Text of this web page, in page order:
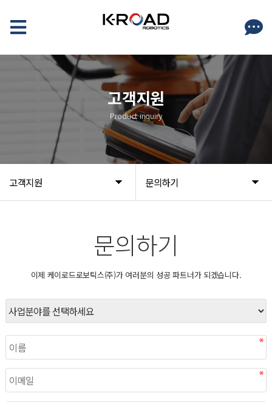
고객지원 문의하기
고객지원
Product inquiry
문의하기
이제 케이로드로보틱스(주)가 여러분의 성공 파트너가 되겠습니다.